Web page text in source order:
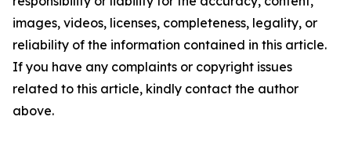
images, videos, licenses, completeness, legality, or
reliability of the information contained in this article.
If you have any complaints or copyright issues
related to this article, kindly contact the author
above.